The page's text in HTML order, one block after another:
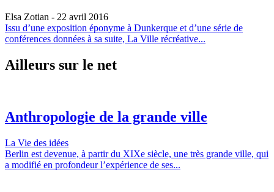
Elsa Zotian - 22 avril 2016
Issu d’une exposition éponyme à Dunkerque et d’une série de
conférences données à sa suite, La Ville récréative...
Ailleurs sur le net
Anthropologie de la grande ville
La Vie des idées
Berlin est devenue, à partir du XIXe siècle, une très grande ville, qui
a modifié en profondeur l’expérience de ses...